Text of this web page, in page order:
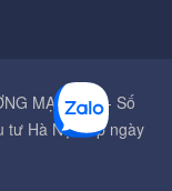
MẠI Á MỸ - Số
tư Hà Nội cấp ngày